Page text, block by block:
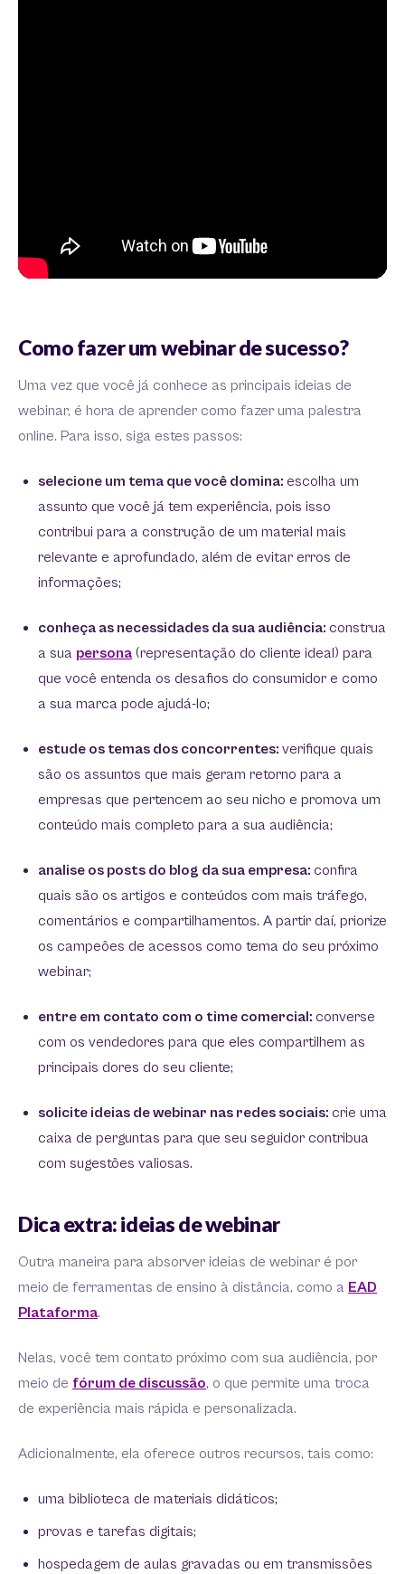
Como fazer um webinar de sucesso?
Uma vez que você já conhece as principais ideias de
webinar, é hora de aprender como fazer uma palestra
online. Para isso, siga estes passos:
selecione um tema que você domina: escolha um
assunto que você já tem experiência, pois isso
contribui para a construção de um material mais
relevante e aprofundado, além de evitar erros de
informações;
conheça as necessidades da sua audiência: construa
a sua persona (representação do cliente ideal) para
que você entenda os desafios do consumidor e como
a sua marca pode ajudá-lo;
estude os temas dos concorrentes: verifique quais
são os assuntos que mais geram retorno para a
empresas que pertencem ao seu nicho e promova um
conteúdo mais completo para a sua audiência;
analise os posts do blog da sua empresa: confira
quais são os artigos e conteúdos com mais tráfego,
comentários e compartilhamentos. A partir daí, priorize
os campeões de acessos como tema do seu próximo
webinar;
entre em contato com o time comercial: converse
com os vendedores para que eles compartilhem as
principais dores do seu cliente;
solicite ideias de webinar nas redes sociais: crie uma
caixa de perguntas para que seu seguidor contribua
com sugestões valiosas.
Dica extra: ideias de webinar
Outra maneira para absorver ideias de webinar é por
meio de ferramentas de ensino à distância, como a EAD
Plataforma.
Nelas, você tem contato próximo com sua audiência, por
meio de fórum de discussão, o que permite uma troca
de experiência mais rápida e personalizada.
Adicionalmente, ela oferece outros recursos, tais como:
uma biblioteca de materiais didáticos;
provas e tarefas digitais;
hospedagem de aulas gravadas ou em transmissões